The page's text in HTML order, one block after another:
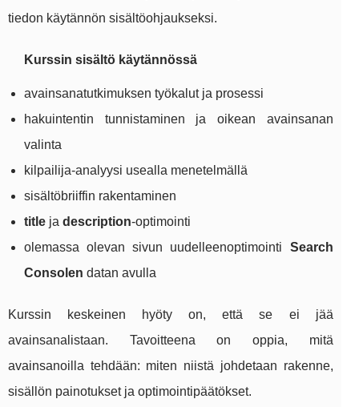
tiedon käytännön sisältöohjaukseksi.
Kurssin sisältö käytännössä
avainsanatutkimuksen työkalut ja prosessi
hakuintentin tunnistaminen ja oikean avainsanan
valinta
kilpailija-analyysi usealla menetelmällä
sisältöbriiffin rakentaminen
title ja description-optimointi
olemassa olevan sivun uudelleenoptimointi Search
Consolen datan avulla
Kurssin keskeinen hyöty on, että se ei jää
avainsanalistaan. Tavoitteena on oppia, mitä
avainsanoilla tehdään: miten niistä johdetaan rakenne,
sisällön painotukset ja optimointipäätökset.